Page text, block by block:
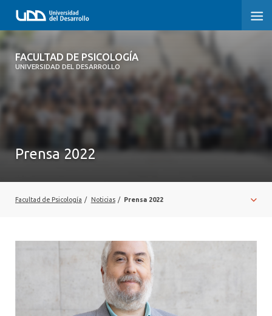
FACULTAD DE PSICOLOGÍA
UNIVERSIDAD DEL DESARROLLO
FACULTAD DE PSICOLOGÍA
VINCULACIÓN CON EL MEDIO
ALUMNI PSICOLOGÍA UDD
SERVICIO DE PSICOLOGÍA INTEGRAL
Prensa 2022
Facultad de Psicología / Noticias / Prensa 2022